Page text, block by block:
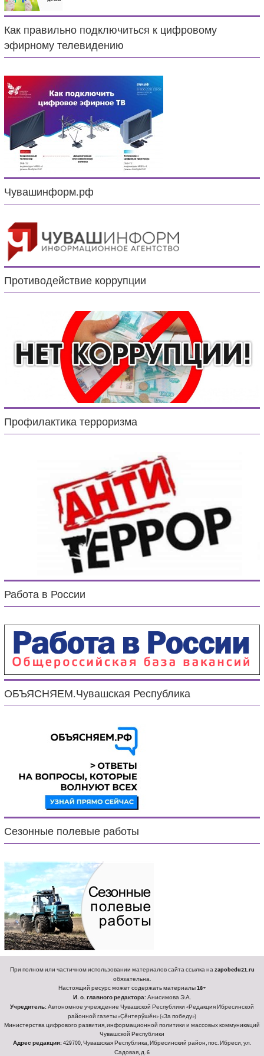
Как правильно подключиться к цифровому
эфирному телевидению
Чувашинформ.рф
Противодействие коррупции
Профилактика терроризма
Работа в России
ОБЪЯСНЯЕМ.Чувашская Республика
Сезонные полевые работы
При полном или частичном использовании материалов сайта ссылка наzapobedu21.ru
обязательна.
Настоящий ресурс может содержать материалы18+
И. о. главного редактора:Анисимова Э.А.
Учредитель:Автономное учреждение Чувашской Республики «Редакция Ибресинской
районной газеты «Ҫӗнтерӳшӗн» («За победу»)
Министерства цифрового развития, информационной политики и массовых коммуникаций
Чувашской Республики
Адрес редакции:429700, Чувашская Республика, Ибресинский район, пос. Ибреси, ул.
Садовая, д. 6